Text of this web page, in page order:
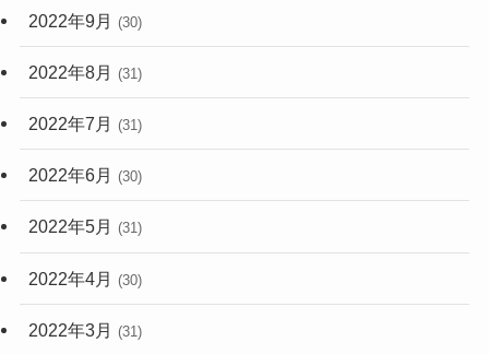
2022年9月 (30)
2022年8月 (31)
2022年7月 (31)
2022年6月 (30)
2022年5月 (31)
2022年4月 (30)
2022年3月 (31)